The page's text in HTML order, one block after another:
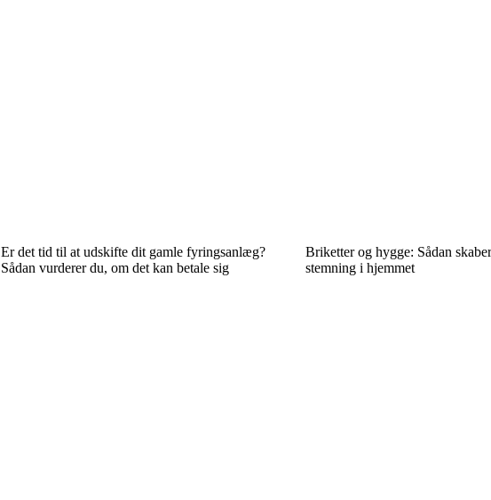
Er det tid til at udskifte dit gamle fyringsanlæg?
Sådan vurderer du, om det kan betale sig
Briketter og hygge: Sådan
stemning i hjemmet